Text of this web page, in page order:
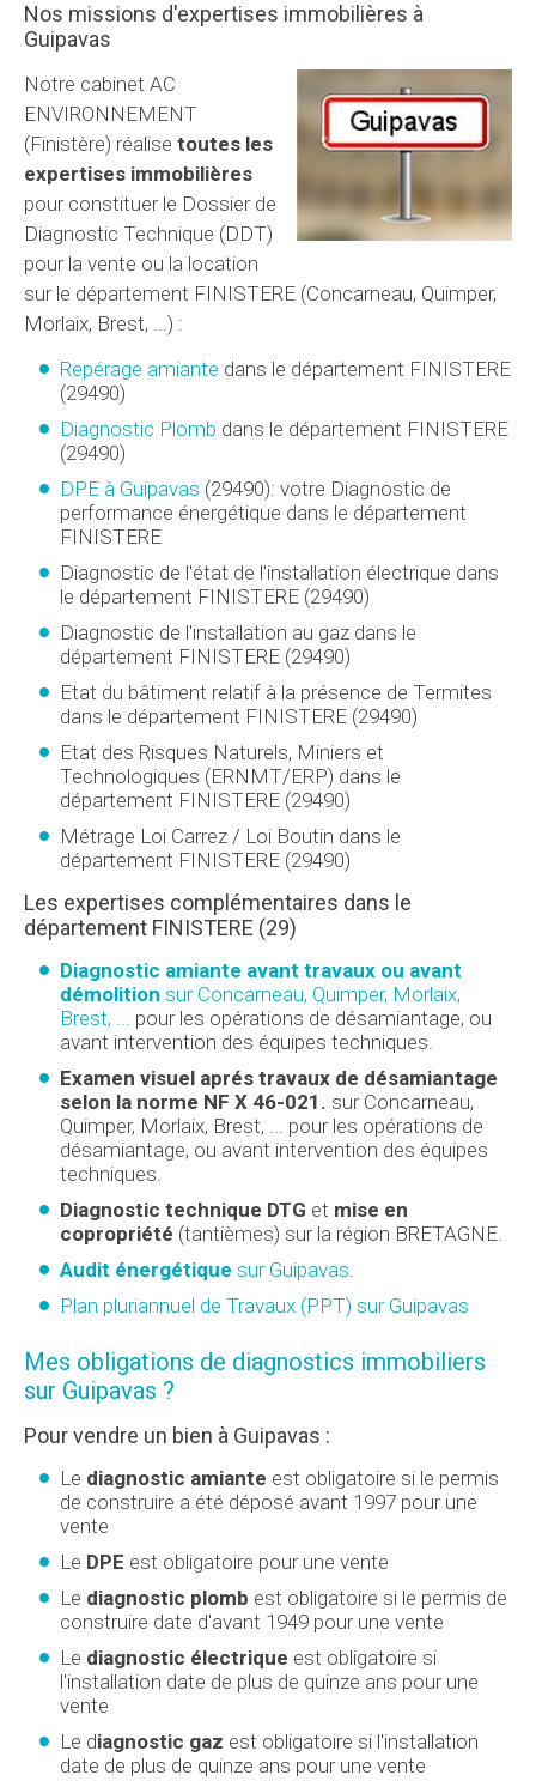
Nos missions d'expertises immobilières à
Guipavas
Notre cabinet AC
ENVIRONNEMENT
(Finistère) réalise toutes les
expertises immobilières
pour constituer le Dossier de
Diagnostic Technique (DDT)
pour la vente ou la location
sur le département FINISTERE (Concarneau, Quimper,
Morlaix, Brest, ...) :
Repérage amiante dans le département FINISTERE
(29490)
Diagnostic Plomb dans le département FINISTERE
(29490)
DPE à Guipavas (29490): votre Diagnostic de
performance énergétique dans le département
FINISTERE
Diagnostic de l'état de l'installation électrique dans
le département FINISTERE (29490)
Diagnostic de l'installation au gaz dans le
département FINISTERE (29490)
Etat du bâtiment relatif à la présence de Termites
dans le département FINISTERE (29490)
Etat des Risques Naturels, Miniers et
Technologiques (ERNMT/ERP) dans le
département FINISTERE (29490)
Métrage Loi Carrez / Loi Boutin dans le
département FINISTERE (29490)
Les expertises complémentaires dans le
département FINISTERE (29)
Diagnostic amiante avant travaux ou avant
démolition sur Concarneau, Quimper, Morlaix,
Brest, ... pour les opérations de désamiantage, ou
avant intervention des équipes techniques.
Examen visuel aprés travaux de désamiantage
selon la norme NF X 46-021. sur Concarneau,
Quimper, Morlaix, Brest, ... pour les opérations de
désamiantage, ou avant intervention des équipes
techniques.
Diagnostic technique DTG et mise en
copropriété (tantièmes) sur la région BRETAGNE.
Audit énergétique sur Guipavas.
Plan pluriannuel de Travaux (PPT) sur Guipavas
Mes obligations de diagnostics immobiliers
sur Guipavas ?
Pour vendre un bien à Guipavas :
Le diagnostic amiante est obligatoire si le permis
de construire a été déposé avant 1997 pour une
vente
Le DPE est obligatoire pour une vente
Le diagnostic plomb est obligatoire si le permis de
construire date d'avant 1949 pour une vente
Le diagnostic électrique est obligatoire si
l'installation date de plus de quinze ans pour une
vente
Le diagnostic gaz est obligatoire si l'installation
date de plus de quinze ans pour une vente